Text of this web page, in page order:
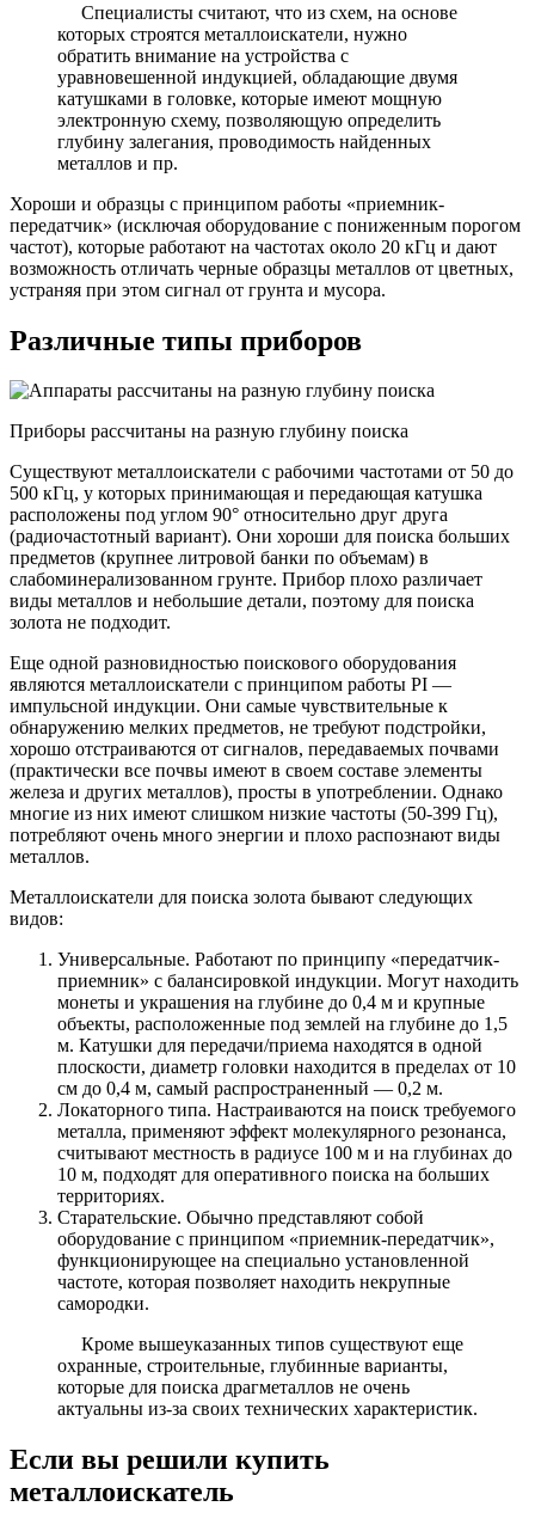
Специалисты считают, что из схем, на основе
которых строятся металлоискатели, нужно
обратить внимание на устройства с
уравновешенной индукцией, обладающие двумя
катушками в головке, которые имеют мощную
электронную схему, позволяющую определить
глубину залегания, проводимость найденных
металлов и пр.
Хороши и образцы с принципом работы «приемник-
передатчик» (исключая оборудование с пониженным порогом
частот), которые работают на частотах около 20 кГц и дают
возможность отличать черные образцы металлов от цветных,
устраняя при этом сигнал от грунта и мусора.
Различные типы приборов
Приборы рассчитаны на разную глубину поиска
Существуют металлоискатели с рабочими частотами от 50 до
500 кГц, у которых принимающая и передающая катушка
расположены под углом 90° относительно друг друга
(радиочастотный вариант). Они хороши для поиска больших
предметов (крупнее литровой банки по объемам) в
слабоминерализованном грунте. Прибор плохо различает
виды металлов и небольшие детали, поэтому для поиска
золота не подходит.
Еще одной разновидностью поискового оборудования
являются металлоискатели с принципом работы PI —
импульсной индукции. Они самые чувствительные к
обнаружению мелких предметов, не требуют подстройки,
хорошо отстраиваются от сигналов, передаваемых почвами
(практически все почвы имеют в своем составе элементы
железа и других металлов), просты в употреблении. Однако
многие из них имеют слишком низкие частоты (50-399 Гц),
потребляют очень много энергии и плохо распознают виды
металлов.
Металлоискатели для поиска золота бывают следующих
видов:
Универсальные. Работают по принципу «передатчик-
приемник» с балансировкой индукции. Могут находить
монеты и украшения на глубине до 0,4 м и крупные
объекты, расположенные под землей на глубине до 1,5
м. Катушки для передачи/приема находятся в одной
плоскости, диаметр головки находится в пределах от 10
см до 0,4 м, самый распространенный — 0,2 м.
Локаторного типа. Настраиваются на поиск требуемого
металла, применяют эффект молекулярного резонанса,
считывают местность в радиусе 100 м и на глубинах до
10 м, подходят для оперативного поиска на больших
территориях.
Старательские. Обычно представляют собой
оборудование с принципом «приемник-передатчик»,
функционирующее на специально установленной
частоте, которая позволяет находить некрупные
самородки.
Кроме вышеуказанных типов существуют еще
охранные, строительные, глубинные варианты,
которые для поиска драгметаллов не очень
актуальны из-за своих технических характеристик.
Если вы решили купить
металлоискатель